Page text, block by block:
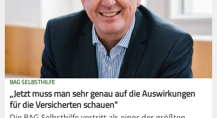
BAG SELBSTHILFE
„Jetzt muss man sehr genau auf die Auswirkungen
für die Versicherten schauen“